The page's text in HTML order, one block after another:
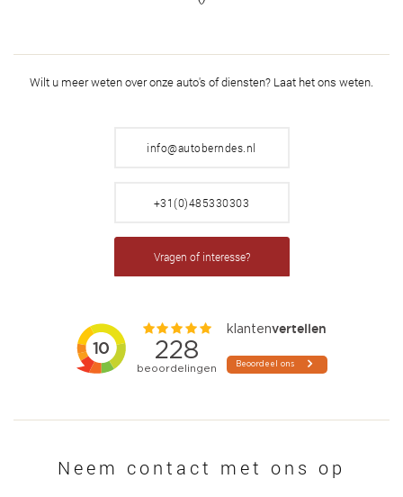
Wilt u meer weten over onze auto's of diensten? Laat het ons weten.
info@autoberndes.nl
+31(0)485330303
Vragen of interesse?
Neem contact met ons op